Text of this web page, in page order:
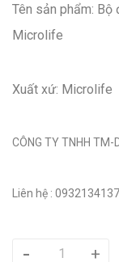
Tên sản phẩm: Bộ
Microlife
Xuất xứ: Microlife
CÔNG TY TNHH TM-
Liên hệ :
- +